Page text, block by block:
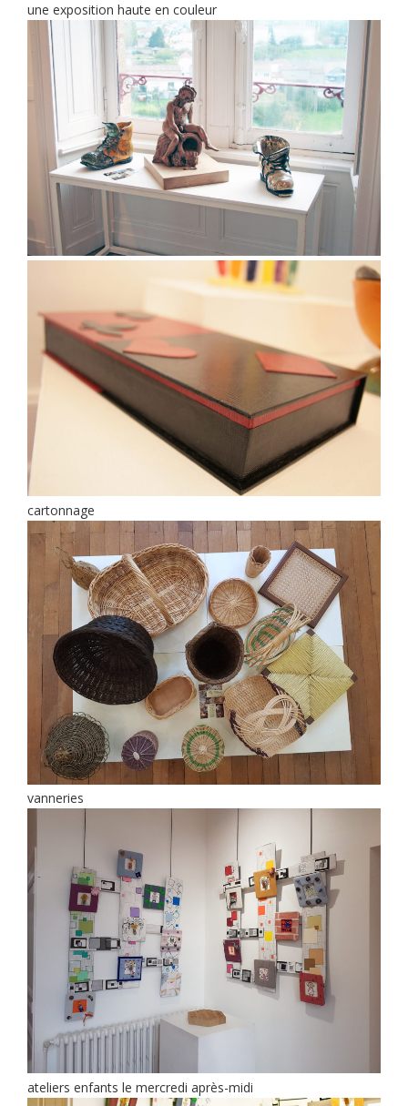
une exposition haute en couleur
cartonnage
vanneries
ateliers enfants le mercredi après-midi